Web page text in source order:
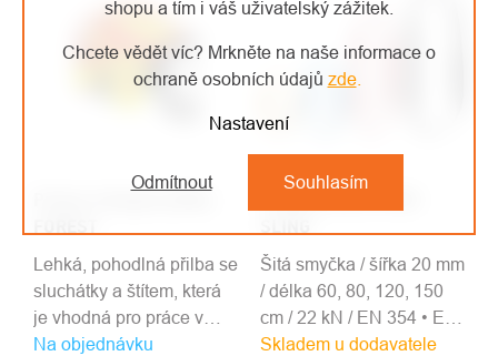
shopu a tím i váš uživatelský zážitek.
Chcete vědět víc? Mrkněte na naše informace o
ochraně osobních údajů zde.
Nastavení
Odmítnout Souhlasím
FOREST
Na objednávku
Lehká, pohodlná přilba se
sluchátky a štítem, která
je vhodná pro práce v
lese a práce s motorovou
SLING
Skladem u dodavatele
Šitá smyčka / šířka 20 mm
/ délka 60, 80, 120, 150
cm / 22 kN / EN 354 • EN
566 • EN 795B